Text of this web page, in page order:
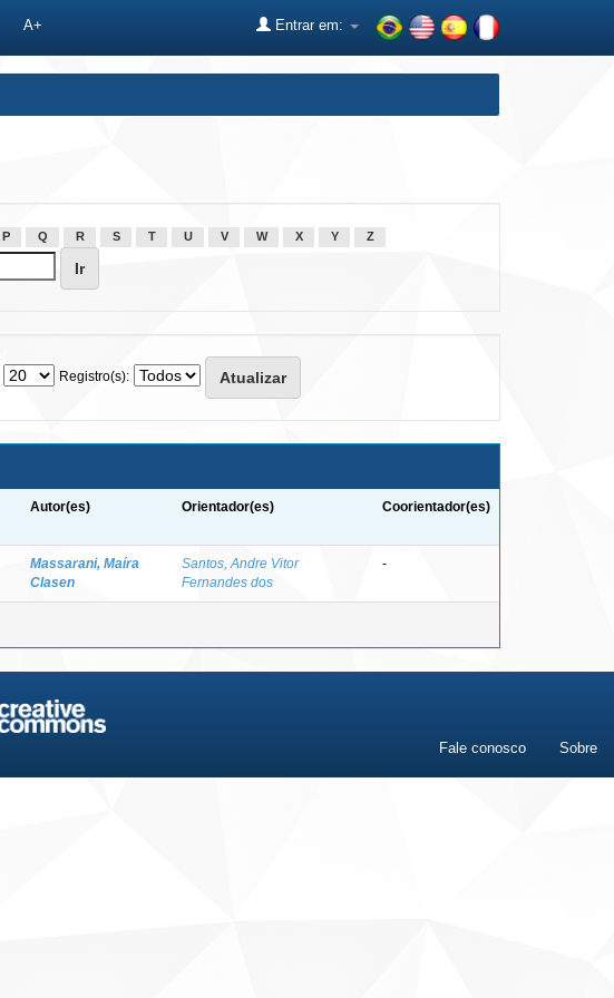
A+ Entrar em:
P Q R S T U V W X Y Z
Registro(s):
Autor(es) Orientador(es) Coorientador(es)
Massarani, Maíra
Clasen
Santos, Andre Vitor
Fernandes dos
-
Fale conosco Sobre